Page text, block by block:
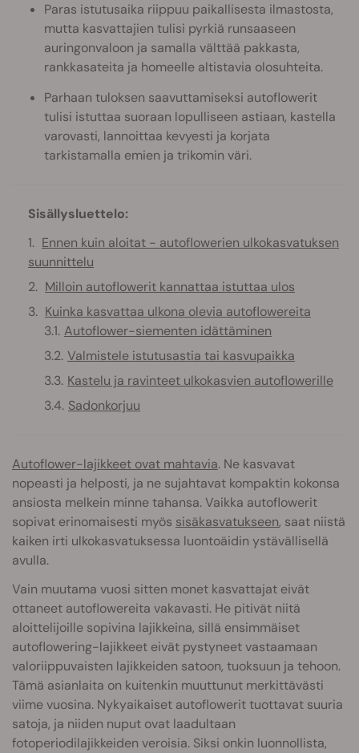
Paras istutusaika riippuu paikallisesta ilmastosta,
mutta kasvattajien tulisi pyrkiä runsaaseen
auringonvaloon ja samalla välttää pakkasta,
rankkasateita ja homeelle altistavia olosuhteita.
Parhaan tuloksen saavuttamiseksi autoflowerit
tulisi istuttaa suoraan lopulliseen astiaan, kastella
varovasti, lannoittaa kevyesti ja korjata
tarkistamalla emien ja trikomin väri.
Sisällysluettelo:
Ennen kuin aloitat - autoflowerien ulkokasvatuksen
suunnittelu
Milloin autoflowerit kannattaa istuttaa ulos
Kuinka kasvattaa ulkona olevia autoflowereita
Autoflower-siementen idättäminen
Valmistele istutusastia tai kasvupaikka
Kastelu ja ravinteet ulkokasvien autoflowerille
Sadonkorjuu
Autoflower-lajikkeet ovat mahtavia. Ne kasvavat
nopeasti ja helposti, ja ne sujahtavat kompaktin kokonsa
ansiosta melkein minne tahansa. Vaikka autoflowerit
sopivat erinomaisesti myös sisäkasvatukseen, saat niistä
kaiken irti ulkokasvatuksessa luontoäidin ystävällisellä
avulla.
Vain muutama vuosi sitten monet kasvattajat eivät
ottaneet autoflowereita vakavasti. He pitivät niitä
aloittelijoille sopivina lajikkeina, sillä ensimmäiset
autoflowering-lajikkeet eivät pystyneet vastaamaan
valoriippuvaisten lajikkeiden satoon, tuoksuun ja tehoon.
Tämä asianlaita on kuitenkin muuttunut merkittävästi
viime vuosina. Nykyaikaiset autoflowerit tuottavat suuria
satoja, ja niiden nuput ovat laadultaan
fotoperiodilajikkeiden veroisia. Siksi onkin luonnollista,